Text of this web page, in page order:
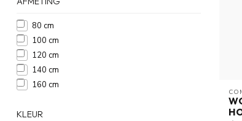
80 cm
100 cm
120 cm
140 cm
160 cm
KLEUR